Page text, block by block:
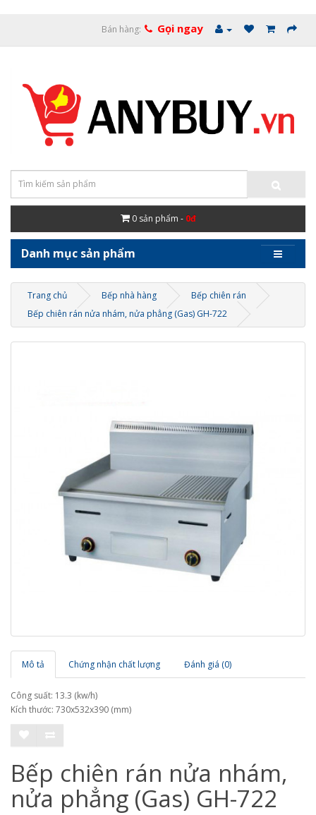
Bán hàng: Gọi ngay
0 sản phẩm - 0đ
Danh mục sản phẩm
Trang chủ Bếp nhà hàng
Bếp chiên rán
Bếp chiên rán nửa nhám, nửa phẳng (Gas) GH-722
Mô tả Chứng nhận chất lượng Đánh giá (0)
Công suất: 13.3 (kw/h)
Kích thước: 730x532x390 (mm)
Bếp chiên rán nửa nhám,
nửa phẳng (Gas) GH-722